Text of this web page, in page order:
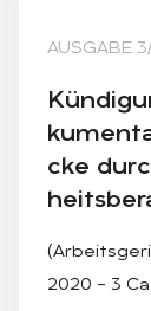
AUSGABE
cke
2020 – 3